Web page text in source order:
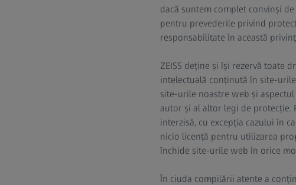
dacă suntem complet convinși
pentru prevederile privind
responsabilitate în această
ZEISS deține și își rezervă toate
intelectuală conținută în site-
site-urile noastre web și
autor și al altor legi de protecție.
interzisă, cu excepția cazului în
nicio licență pentru utilizarea
închide site-urile web în orice
În ciuda compilării atente a